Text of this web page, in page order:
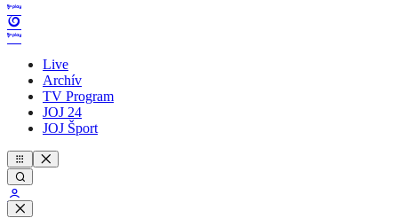
Live
Archív
TV Program
JOJ 24
JOJ Šport